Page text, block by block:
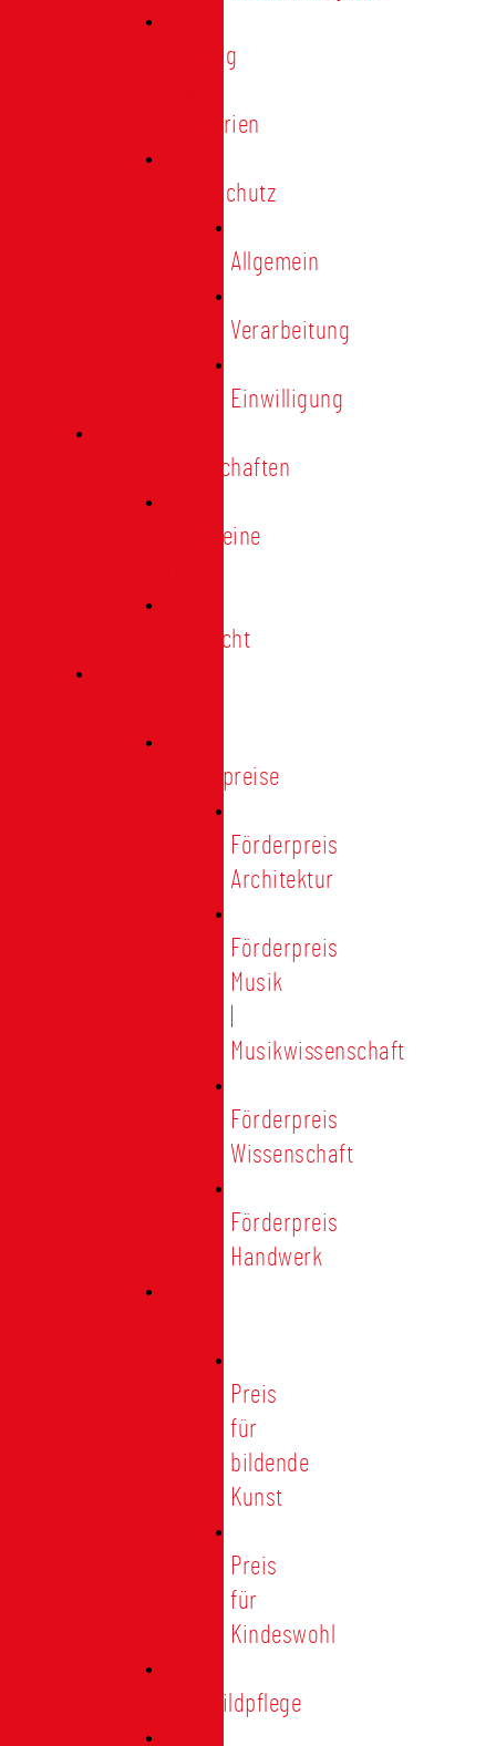
Satzung
Regularien
Datenschutz
Allgemein
Verarbeitung
Einwilligung
Tischgemeinschaften
Allgemeine
Übersicht
Förderpreise
Förderpreis
Architektur
Förderpreis
Musik
Musikwissenschaft
Förderpreis
Wissenschaft
Förderpreis
Handwerk
Preis
für
bildende
Kunst
Preis
für
Kindeswohl
Stadtbildpflege